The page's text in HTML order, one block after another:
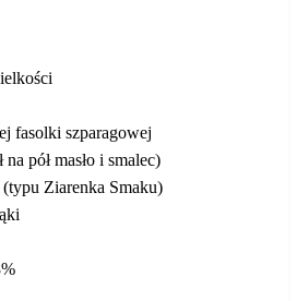
fasolki szparagowej
na pół masło i smalec)
Ziarenka Smaku)